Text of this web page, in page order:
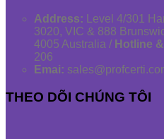
Address: Level 4/301
3020, VIC & 888
4005 Australia / Hotline
206
Emai:
THEO DÕI CHÚNG TÔI